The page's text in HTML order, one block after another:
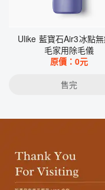
Ulike 藍寶石Air3冰點
毛家用除毛儀
原價：0元
售完